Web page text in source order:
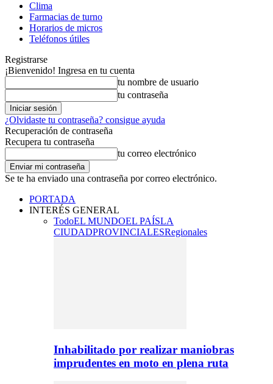
Clima
Farmacias de turno
Horarios de micros
Teléfonos útiles
Registrarse
¡Bienvenido! Ingresa en tu cuenta
tu nombre de usuario
tu contraseña
¿Olvidaste tu contraseña? consigue ayuda
Recuperación de contraseña
Recupera tu contraseña
tu correo electrónico
Se te ha enviado una contraseña por correo electrónico.
PORTADA
INTERÉS GENERAL
TodoEL MUNDOEL PAÍSLA
CIUDADPROVINCIALESRegionales
Inhabilitado por realizar maniobras
imprudentes en moto en plena ruta